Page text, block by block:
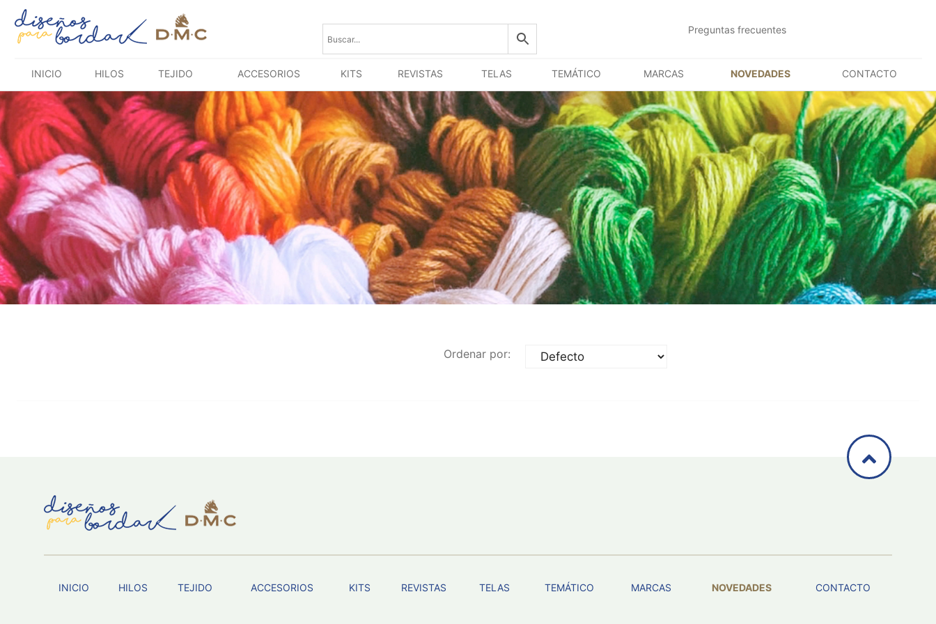
Saltar
contenido
Preguntas frecuentes
INICIO HILOS TEJIDO ACCESORIOS KITS REVISTAS TELAS TEMÁTICO MARCAS NOVEDADES CONTACTO
Ordenar por:
INICIO HILOS TEJIDO ACCESORIOS KITS REVISTAS TELAS TEMÁTICO MARCAS NOVEDADES CONTACTO